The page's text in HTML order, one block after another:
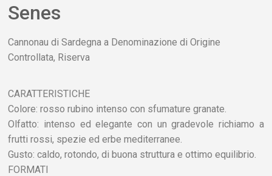
Senes
Cannonau di Sardegna a Denominazione di Origine
Controllata, Riserva
CARATTERISTICHE
Colore: rosso rubino intenso con sfumature granate.
Olfatto: intenso ed elegante con un gradevole richiamo a
frutti rossi, spezie ed erbe mediterranee.
Gusto: caldo, rotondo, di buona struttura e ottimo equilibrio.
FORMATI